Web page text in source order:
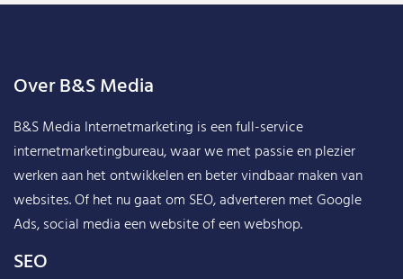
Over B&S Media
B&S Media Internetmarketing is een full-service
internetmarketingbureau, waar we met passie en plezier
werken aan het ontwikkelen en beter vindbaar maken van
websites. Of het nu gaat om SEO, adverteren met Google
Ads, social media een website of een webshop.
SEO